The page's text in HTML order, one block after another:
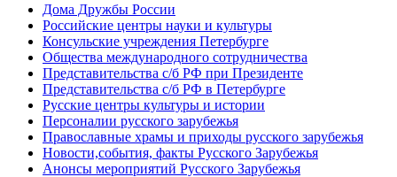
Дома Дружбы России
Российские центры науки и культуры
Консульские учреждения Петербурге
Общества международного сотрудничества
Представительства с/б РФ при Президенте
Представительства с/б РФ в Петербурге
Русские центры культуры и истории
Персоналии русского зарубежья
Православные храмы и приходы русского зарубежья
Новости,события, факты Русского Зарубежья
Анонсы мероприятий Русского Зарубежья